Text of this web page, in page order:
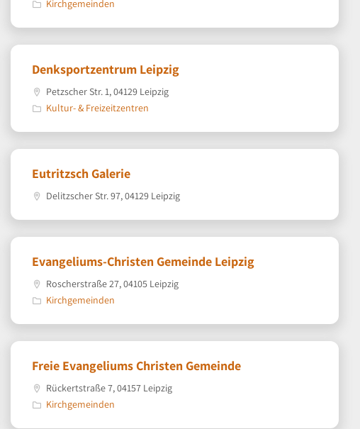
Kirchgemeinden
Denksportzentrum Leipzig
Petzscher Str. 1, 04129 Leipzig
Kultur- & Freizeitzentren
Eutritzsch Galerie
Delitzscher Str. 97, 04129 Leipzig
Evangeliums-Christen Gemeinde Leipzig
Roscherstraße 27, 04105 Leipzig
Kirchgemeinden
Freie Evangeliums Christen Gemeinde
Rückertstraße 7, 04157 Leipzig
Kirchgemeinden